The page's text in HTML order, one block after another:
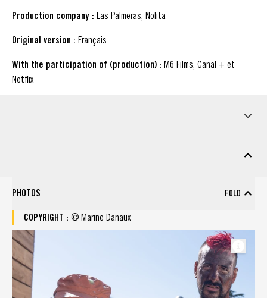
Production company : Las Palmeras, Nolita
Original version : Français
With the participation of (production) : M6 Films, Canal + et
Netflix
check all : Photos
PHOTOS FOLD
COPYRIGHT : © Marine Danaux
Photos (Copyright : © Marine Danaux)